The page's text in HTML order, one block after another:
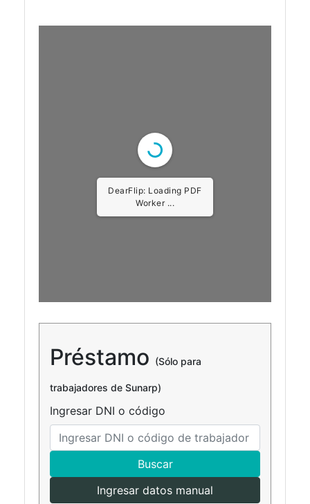
DearFlip: Loading PDF
Worker ...
Préstamo (Sólo para
trabajadores de Sunarp)
Ingresar DNI o código
Buscar
Ingresar datos manual